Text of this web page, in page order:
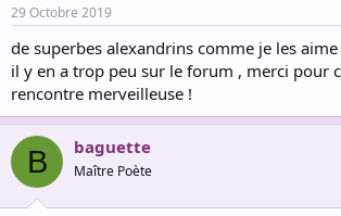
29 Octobre 2019
de superbes alexandrins comme je les aime
il y en a trop peu sur le forum , merci pour
rencontre merveilleuse !
B baguette
Maître Poète